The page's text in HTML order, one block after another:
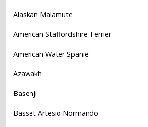
Alaskan Malamute
American Staffordshire Terrier
American Water Spaniel
Azawakh
Basenji
Basset Artesio Normando